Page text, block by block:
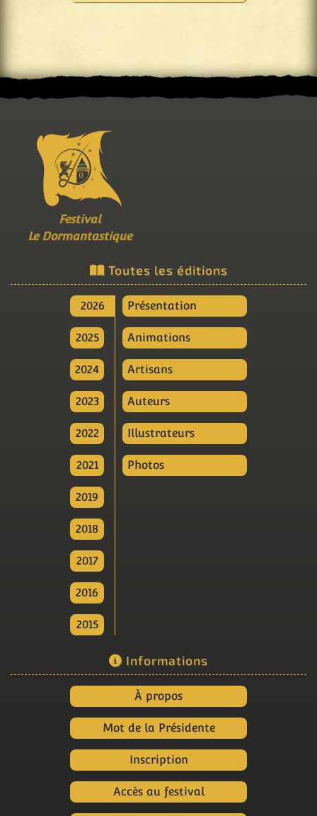
Festival
Le Dormantastique
Toutes les éditions
2026
2025
2024
2023
2022
2021
2019
2018
2017
2016
2015
Présentation
Animations
Artisans
Auteurs
Illustrateurs
Photos
Informations
À propos
Mot de la Présidente
Inscription
Accès au festival